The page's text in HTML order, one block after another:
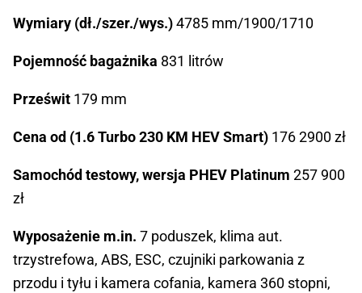
Wymiary (dł./szer./wys.)4785 mm/1900/1710
Pojemność bagażnika 831 litrów
Prześwit 179 mm
Cena od (1.6 Turbo 230 KM HEV Smart) 176 2900 zł
Samochód testowy, wersja PHEV Platinum 257 900
zł
Wyposażenie m.in. 7 poduszek, klima aut.
trzystrefowa, ABS, ESC, czujniki parkowania z
przodu i tyłu i kamera cofania, kamera 360 stopni,